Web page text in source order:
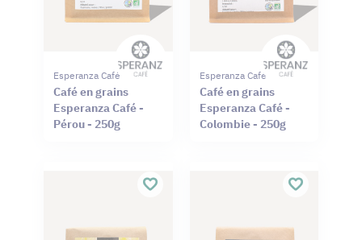
Esperanza Café
Café en grains
Esperanza Café -
Pérou - 250g
Esperanza Café
Café en grains
Esperanza Café -
Colombie - 250g